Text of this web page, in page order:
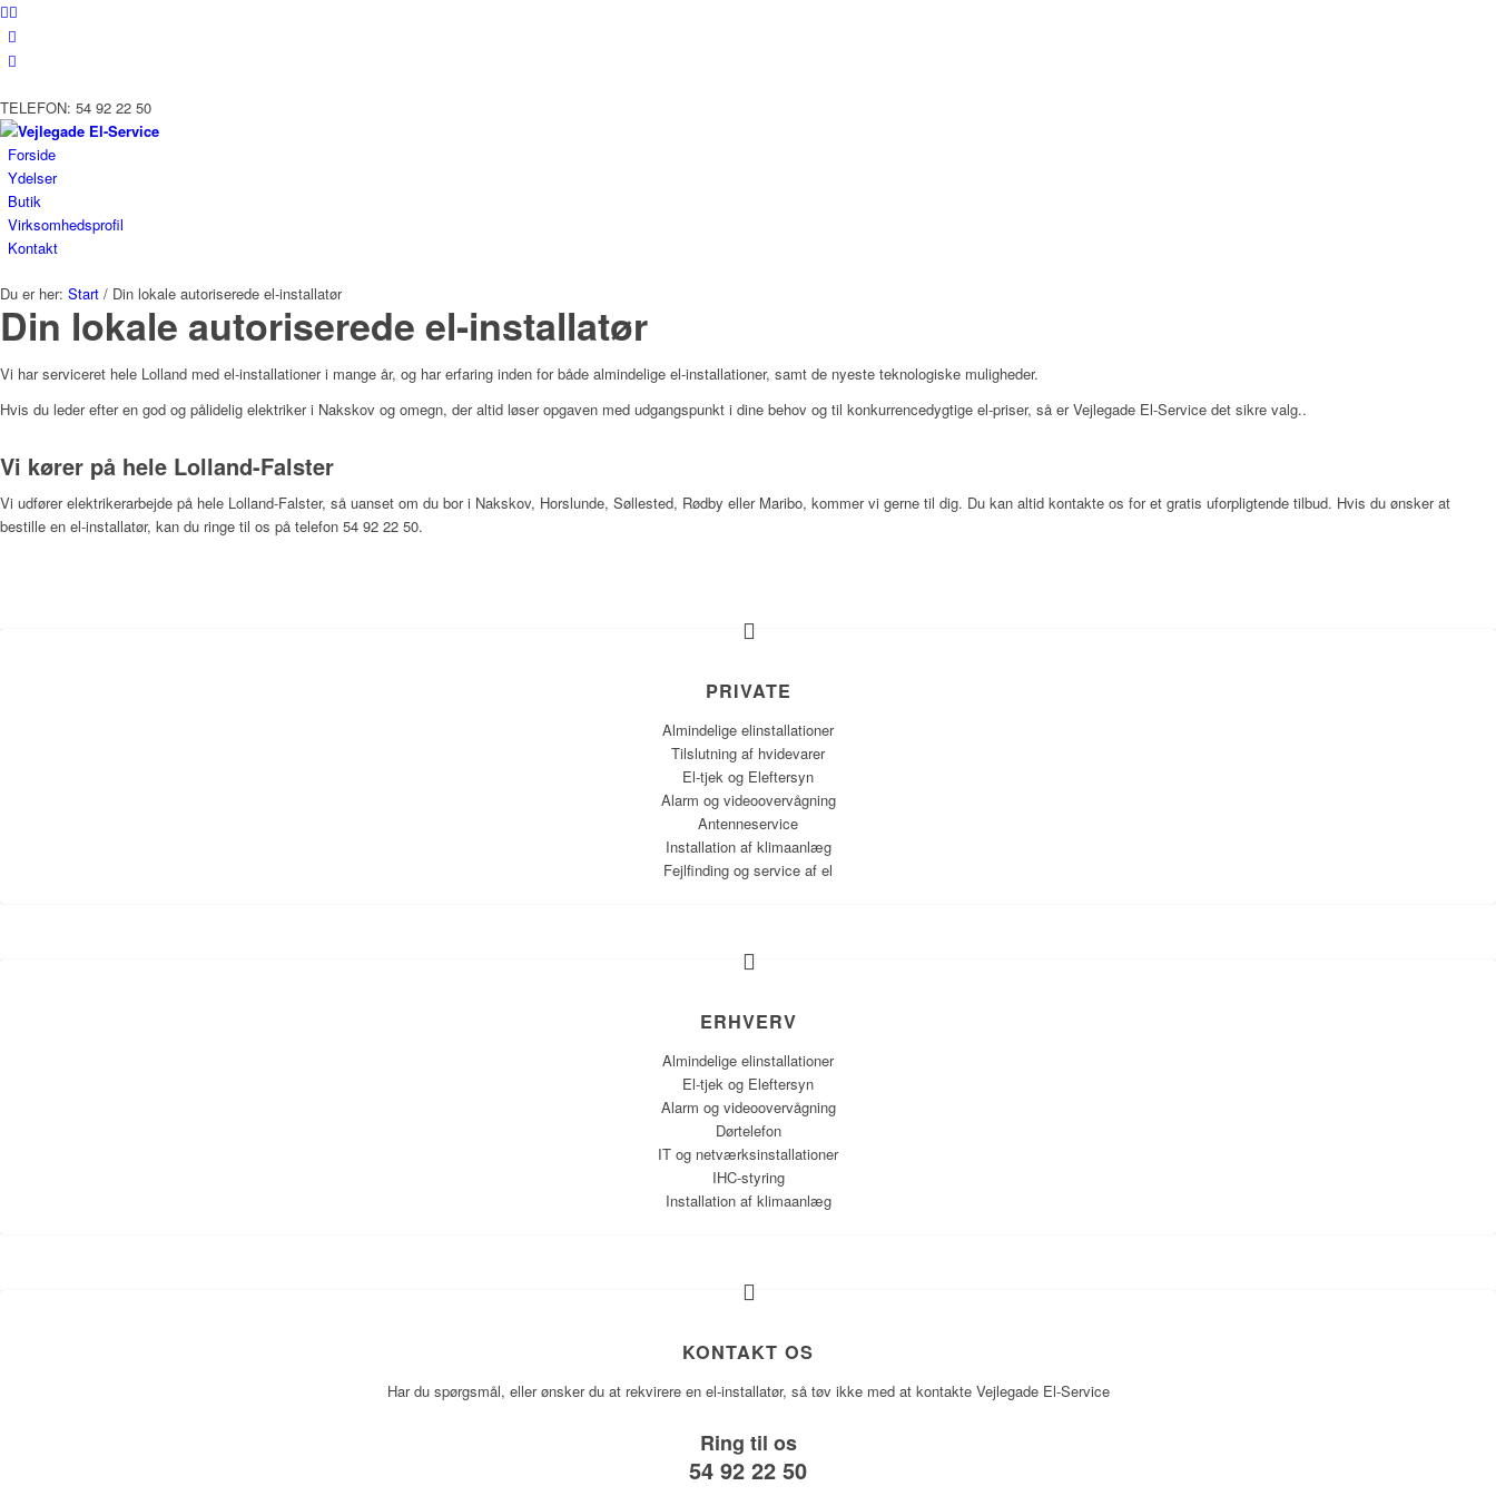
TELEFON: 54 92 22 50
Forside
Ydelser
Butik
Virksomhedsprofil
Kontakt
Du er her: Start / Din lokale autoriserede el-installatør
Din lokale autoriserede el-installatør
Vi har serviceret hele Lolland med el-installationer i mange år, og har erfaring inden for både almindelige el-installationer, samt de nyeste teknologiske muligheder.
Hvis du leder efter en god og pålidelig elektriker i Nakskov og omegn, der altid løser opgaven med udgangspunkt i dine behov og til konkurrencedygtige el-priser, så er Vejlegade El-Service det sikre valg..
Vi kører på hele Lolland-Falster
Vi udfører elektrikerarbejde på hele Lolland-Falster, så uanset om du bor i Nakskov, Horslunde, Søllested, Rødby eller Maribo, kommer vi gerne til dig. Du kan altid kontakte os for et gratis uforpligtende tilbud. Hvis du ønsker at
bestille en el-installatør, kan du ringe til os på telefon 54 92 22 50.
PRIVATE
Almindelige elinstallationer
Tilslutning af hvidevarer
El-tjek og Eleftersyn
Alarm og videoovervågning
Antenneservice
Installation af klimaanlæg​
Fejlfinding og service af el
ERHVERV
Almindelige elinstallationer
El-tjek og Eleftersyn
Alarm og videoovervågning
Dørtelefon
IT og netværksinstallationer
IHC-styring
Installation af klimaanlæg​
KONTAKT OS
Har du spørgsmål, eller ønsker du at rekvirere en el-installatør, så tøv ikke med at kontakte Vejlegade El-Service
Ring til os
54 92 22 50